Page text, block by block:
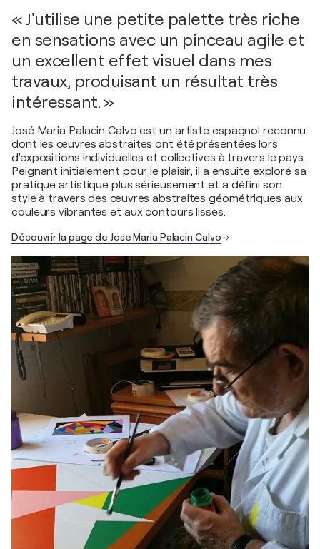
« J'utilise une petite palette très riche
en sensations avec un pinceau agile et
un excellent effet visuel dans mes
travaux, produisant un résultat très
intéressant. »
José Maria Palacin Calvo est un artiste espagnol reconnu
dont les œuvres abstraites ont été présentées lors
d'expositions individuelles et collectives à travers le pays.
Peignant initialement pour le plaisir, il a ensuite exploré sa
pratique artistique plus sérieusement et a défini son
style à travers des œuvres abstraites géométriques aux
couleurs vibrantes et aux contours lisses.
Découvrir la page de Jose Maria Palacin Calvo